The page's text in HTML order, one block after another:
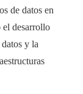
de datos en
el desarrollo
y la